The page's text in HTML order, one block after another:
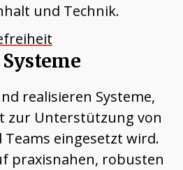
und Technik.
realisieren Systeme,
zur Unterstützung von
eingesetzt wird.
praxisnahen, robusten